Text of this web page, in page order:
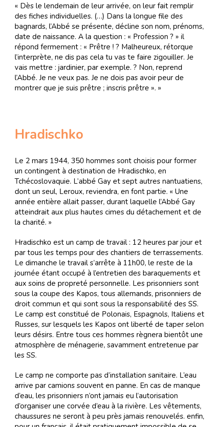
« Dès le lendemain de leur arrivée, on leur fait remplir
des fiches individuelles. (…) Dans la longue file des
bagnards, l’Abbé se présente, décline son nom, prénoms,
date de naissance. A la question : « Profession ? » il
répond fermement : « Prêtre ! ? Malheureux, rétorque
l’interprète, ne dis pas cela tu vas te faire zigouiller. Je
vais mettre : jardinier, par exemple. ? Non, reprend
l’Abbé. Je ne veux pas. Je ne dois pas avoir peur de
montrer que je suis prêtre ; inscris prêtre ». »
Hradischko
Le 2 mars 1944, 350 hommes sont choisis pour former
un contingent à destination de Hradischko, en
Tchécoslovaquie. L’abbé Gay et sept autres nantuatiens,
dont un seul, Leroux, reviendra, en font partie. « Une
année entière allait passer, durant laquelle l’Abbé Gay
atteindrait aux plus hautes cimes du détachement et de
la charité. »
Hradischko est un camp de travail : 12 heures par jour et
par tous les temps pour des chantiers de terrassements.
Le dimanche le travail s’arrête à 11h00, le reste de la
journée étant occupé à l’entretien des baraquements et
aux soins de propreté personnelle. Les prisonniers sont
sous la coupe des Kapos, tous allemands, prisonniers de
droit commun et qui sont sous la responsabilité des SS.
Le camp est constitué de Polonais, Espagnols, Italiens et
Russes, sur lesquels les Kapos ont liberté de taper selon
leurs désirs. Entre tous ces hommes règnera bientôt une
atmosphère de ménagerie, savamment entretenue par
les SS.
Le camp ne comporte pas d’installation sanitaire. L’eau
arrive par camions souvent en panne. En cas de manque
d’eau, les prisonniers n’ont jamais eu l’autorisation
d’organiser une corvée d’eau à la rivière. Les vêtements,
chaussures ne seront à peu près jamais renouvelés. enfin,